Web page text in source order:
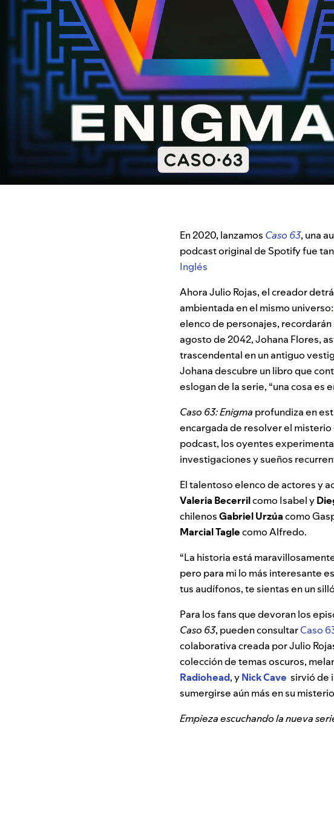
En 2020, lanzamos Caso 63, una
podcast original de Spotify fue
Inglés
Ahora Julio Rojas, el creador
ambientada en el mismo universo:
elenco de personajes,
agosto de 2042, Johana Flores,
trascendental en un antiguo
Johana descubre un libro que
eslogan de la serie, “una cosa es
Caso 63: Enigma profundiza en
encargada de resolver el misterio
podcast, los oyentes
investigaciones y sueños
El talentoso elenco de actores y
Valeria Becerrilcomo Isabel y
chilenosGabriel Urzúacomo
Marcial Taglecomo Alfredo.
“La historia está
pero para mi lo más interesante
tus audífonos, te sientas en un
Para los fans que devoran los
Caso 63, pueden consultarCaso
colaborativa creada por Julio
colección de temas oscuros,
Radiohead, yNick Cave sirvió de
sumergirse aún más en su
Empieza escuchando la nueva